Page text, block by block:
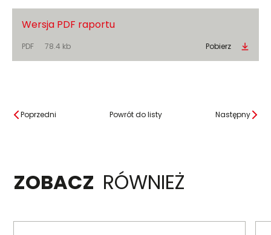
Wersja PDF raportu
PDF 78.4 kb Pobierz
Poprzedni Powrót do listy Następny
ZOBACZ RÓWNIEŻ